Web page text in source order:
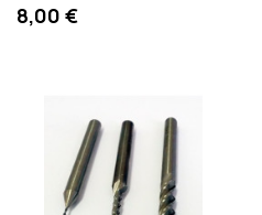
Preis
8,00 €